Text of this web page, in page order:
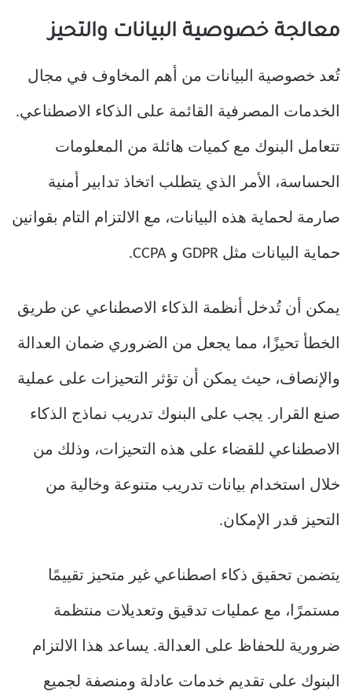
معالجة خصوصية البيانات والتحيز
تُعد خصوصية البيانات من أهم المخاوف في مجال
الخدمات المصرفية القائمة على الذكاء الاصطناعي.
تتعامل البنوك مع كميات هائلة من المعلومات
الحساسة، الأمر الذي يتطلب اتخاذ تدابير أمنية
صارمة لحماية هذه البيانات، مع الالتزام التام بقوانين
حماية البيانات مثل GDPR و CCPA.
يمكن أن تُدخل أنظمة الذكاء الاصطناعي عن طريق
الخطأ تحيزًا، مما يجعل من الضروري ضمان العدالة
والإنصاف، حيث يمكن أن تؤثر التحيزات على عملية
صنع القرار. يجب على البنوك تدريب نماذج الذكاء
الاصطناعي للقضاء على هذه التحيزات، وذلك من
خلال استخدام بيانات تدريب متنوعة وخالية من
التحيز قدر الإمكان.
يتضمن تحقيق ذكاء اصطناعي غير متحيز تقييمًا
مستمرًا، مع عمليات تدقيق وتعديلات منتظمة
ضرورية للحفاظ على العدالة. يساعد هذا الالتزام
البنوك على تقديم خدمات عادلة ومنصفة لجميع